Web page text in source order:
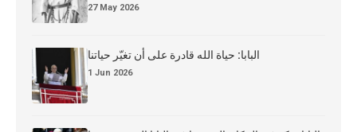
27 May 2026
البابا: حياة الله قادرة على أن تغيّر حياتنا
1 Jun 2026